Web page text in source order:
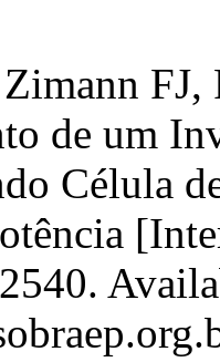
FJ,
de um
Célula